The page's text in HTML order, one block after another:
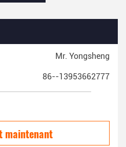
Mr. Yongsheng
86--13953662777
maintenant